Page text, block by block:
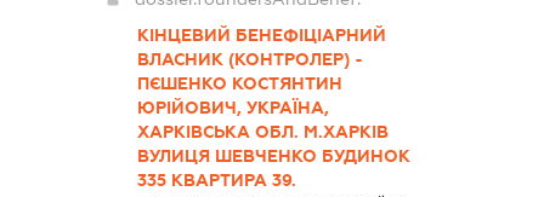
КІНЦЕВИЙ БЕНЕФІЦІАРНИЙ
ВЛАСНИК (КОНТРОЛЕР) -
ПЄШЕНКО КОСТЯНТИН
ЮРІЙОВИЧ, УКРАЇНА,
ХАРКІВСЬКА ОБЛ. М.ХАРКІВ
ВУЛИЦЯ ШЕВЧЕНКО БУДИНОК
335 КВАРТИРА 39.